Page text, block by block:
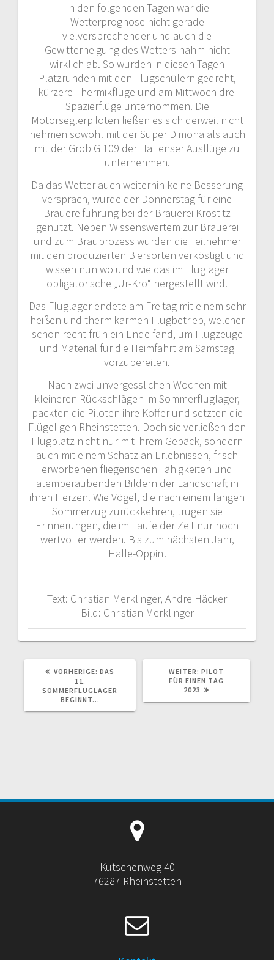
In den folgenden Tagen war die
Wetterprognose nicht gerade
vielversprechender und auch die
Gewitterneigung des Wetters nahm nicht
wirklich ab. So wurden in diesen Tagen
Platzrunden mit den Flugschülern gedreht,
kürzere Thermikflüge und am Mittwoch drei
Spazierflüge unternommen. Die
Motorseglerpiloten ließen es sich derweil nicht
nehmen sowohl mit der Super Dimona als auch
mit der Grob G 109 der Hallenser Ausflüge zu
unternehmen.
Da das Wetter auch weiterhin keine Besserung
versprach, wurde der Donnerstag für eine
Brauereiführung bei der Brauerei Krostitz
genutzt. Neben Wissenswertem zur Brauerei
und zum Brauprozess wurden die Teilnehmer
mit den produzierten Biersorten verköstigt und
wissen nun wo und wie das im Fluglager
obligatorische „Ur-Kro“ hergestellt wird.
Das Fluglager endete am Freitag mit einem sehr
heißen und thermikarmen Flugbetrieb, welcher
schon recht früh ein Ende fand, um Flugzeuge
und Material für die Heimfahrt am Samstag
vorzubereiten.
Nach zwei unvergesslichen Wochen mit
kleineren Rückschlägen im Sommerfluglager,
packten die Piloten ihre Koffer und setzten die
Flügel gen Rheinstetten. Doch sie verließen den
Flugplatz nicht nur mit ihrem Gepäck, sondern
auch mit einem Schatz an Erlebnissen, frisch
erworbenen fliegerischen Fähigkeiten und
atemberaubenden Bildern der Landschaft in
ihren Herzen. Wie Vögel, die nach einem langen
Sommerzug zurückkehren, trugen sie
Erinnerungen, die im Laufe der Zeit nur noch
wertvoller werden. Bis zum nächsten Jahr,
Halle-Oppin!
Text: Christian Merklinger, Andre Häcker
Bild: Christian Merklinger
VORHERIGE: VORHERIGER
DAS
11.
SOMMERFLUGLAGER
BEGINNT…
WEITER: NÄCHSTER
BEITRAG:
PILOT
FÜR EINEN TAG
2023
Kutschenweg 40
76287 Rheinstetten